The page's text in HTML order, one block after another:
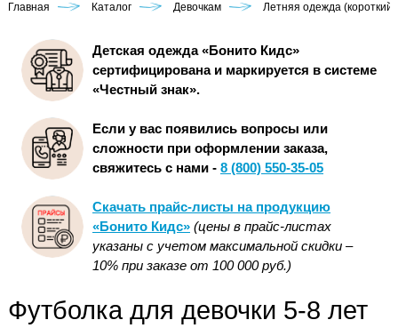
Главная Каталог Девочкам Летняя одежда (короткий
Детская одежда «Бонито Кидс»
сертифицирована и маркируется в системе
«Честный знак».
Если у вас появились вопросы или
сложности при оформлении заказа,
свяжитесь с нами - 8 (800) 550-35-05
Скачать прайс-листы на продукцию
«Бонито Кидс» (цены в прайс-листах
указаны с учетом максимальной скидки –
10% при заказе от 100 000 руб.)
Футболка для девочки 5-8 лет